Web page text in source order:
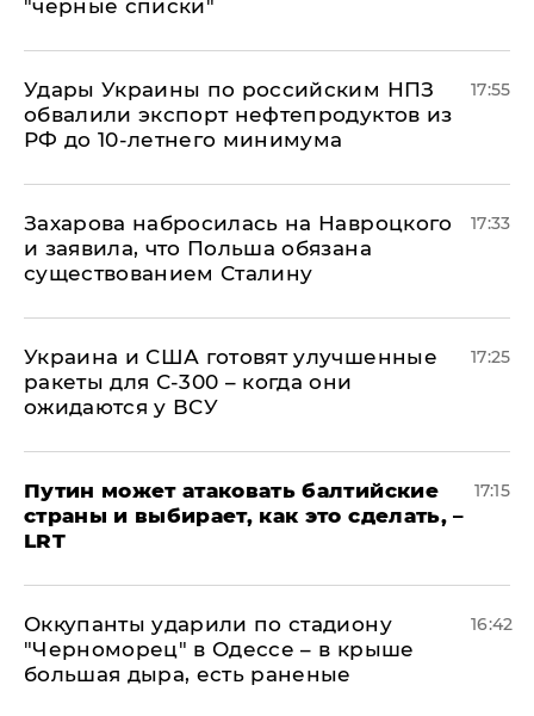
"черные списки"
Удары Украины по российским НПЗ
обвалили экспорт нефтепродуктов из
РФ до 10-летнего минимума
17:55
​Захарова набросилась на Навроцкого
и заявила, что Польша обязана
существованием Сталину
17:33
Украина и США готовят улучшенные
ракеты для С-300 – когда они
ожидаются у ВСУ
17:25
Путин может атаковать балтийские
страны и выбирает, как это сделать, –
LRT
17:15
Оккупанты ударили по стадиону
"Черноморец" в Одессе – в крыше
большая дыра, есть раненые
16:42